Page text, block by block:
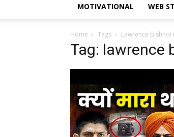
MOTIVATIONAL WEB
Home Tags Lawrence bishnoi
Tag: lawrence